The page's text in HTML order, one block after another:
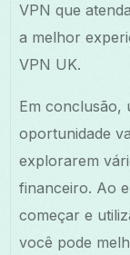
VPN que
a melhor
VPN UK.
Em conclusão,
oportunidade
explorarem
financeiro. Ao
começar e
você pode